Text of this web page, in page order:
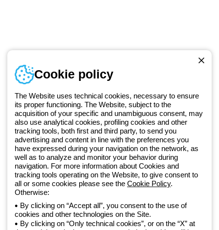
Od 2025 roku firma Beghelli jest częścią Grupy GEWISS, działając w
ramach ekosystemu GEWISS LightZone, w którym tworzymy
zintegrowane rozwiązania oświetleniowe, przekształcające
złożoność w prostotę oraz wspierające profesjonalistów i
użytkowników w realizacji ich potrzeb.Dowiedz się więcej o GEWISS
Numer telefonu
Od poniedziałku do piątku w godzinach 8:00 do 16:00
+48 32 422 55 79
Polityka prywatności
Polityka cookies
Cookie policy
The Website uses technical cookies, necessary to ensure
its proper functioning. The Website, subject to the
acquisition of your specific and unambiguous consent, may
also use analytical cookies, profiling cookies and other
tracking tools, both first and third party, to send you
advertising and content in line with the preferences you
have expressed during your navigation on the network, as
well as to analyze and monitor your behavior during
navigation. For more information about Cookies and
tracking tools operating on the Website, to give consent to
all or some cookies please see the Cookie Policy.
Otherwise:
By clicking on “Accept all”, you consent to the use of
cookies and other technologies on the Site.
By clicking on “Only technical cookies”, or on the “X” at